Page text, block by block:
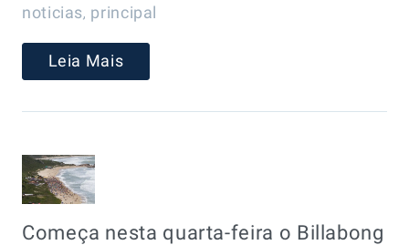
noticias, principal
Leia Mais
Começa nesta quarta-feira o Billabong